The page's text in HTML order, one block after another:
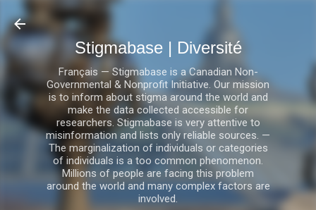
Stigmabase | Diversité
Français — Stigmabase is a Canadian Non-
Governmental & Nonprofit Initiative. Our mission
is to inform about stigma around the world and
make the data collected accessible for
researchers. Stigmabase is very attentive to
misinformation and lists only reliable sources. —
The marginalization of individuals or categories
of individuals is a too common phenomenon.
Millions of people are facing this problem
around the world and many complex factors are
involved.